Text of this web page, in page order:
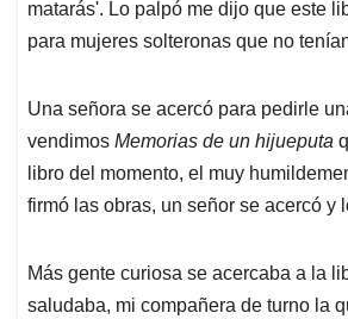
matarás'. Lo palpó me dijo que este
para mujeres solteronas que no
Una señora se acercó para pedirle
vendimos Memorias de un hijueputa
libro del momento, el muy
firmó las obras, un señor se acercó y
Más gente curiosa se acercaba a la
saludaba, mi compañera de turno la